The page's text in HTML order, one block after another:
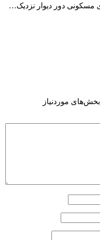
بخش‌های موردنیاز